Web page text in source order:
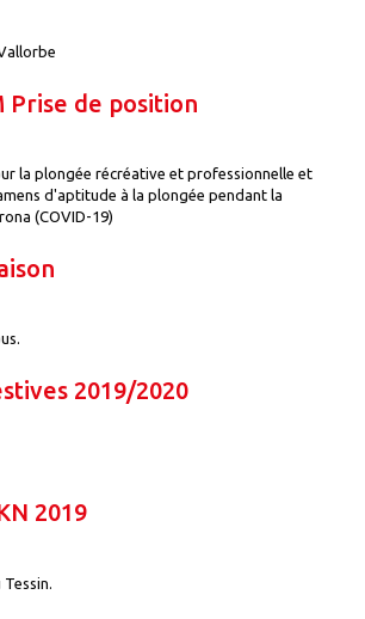
Prise de position
la plongée récréative et professionnelle et
d'aptitude à la plongée pendant la
(COVID-19)
2019/2020
2019